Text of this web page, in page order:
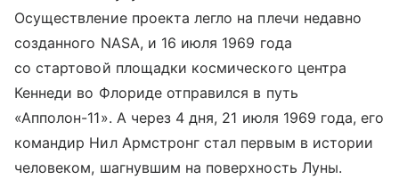
Осуществление проекта легло на плечи недавно
созданного NASA, и 16 июля 1969 года
со стартовой площадки космического центра
Кеннеди во Флориде отправился в путь
«Апполон-11». А через 4 дня, 21 июля 1969 года, его
командир Нил Армстронг стал первым в истории
человеком, шагнувшим на поверхность Луны.